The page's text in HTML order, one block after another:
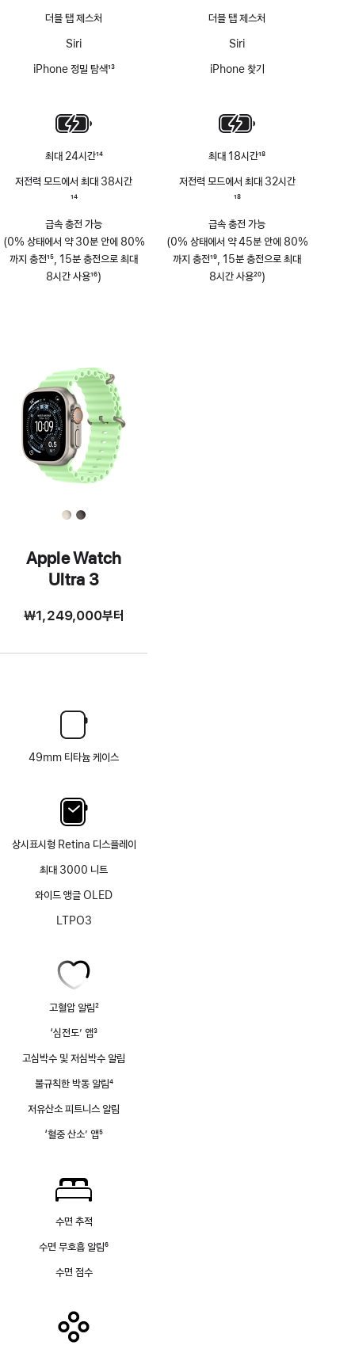
더블 탭 제스처
Siri
iPhone 정밀 탐색13
최대 24시간14
저전력 모드에서 최대 38시간
14
급속 충전 가능
(0% 상태에서 약 30분 안에 80%
까지 충전15 , 15분 충전으로 최대
8시간 사용16)
더블 탭 제스처
Siri
iPhone 찾기
최대 18시간18
저전력 모드에서 최대 32시간
18
급속 충전 가능
(0% 상태에서 약 45분 안에 80%
까지 충전19 , 15분 충전으로 최대
8시간 사용20)
Apple Watch
Ultra 3
₩1,249,000부터
49mm 티타늄 케이스
상시표시형 Retina 디스플레이
최대 3000 니트
와이드 앵글 OLED
LTPO3
고혈압 알림
각주
2
‘심전도’ 앱3
고심박수 및 저심박수 알림
불규칙한 박동 알림4
저유산소 피트니스 알림
‘혈중 산소’ 앱5
수면 추적
수면 무호흡 알림6
수면 점수